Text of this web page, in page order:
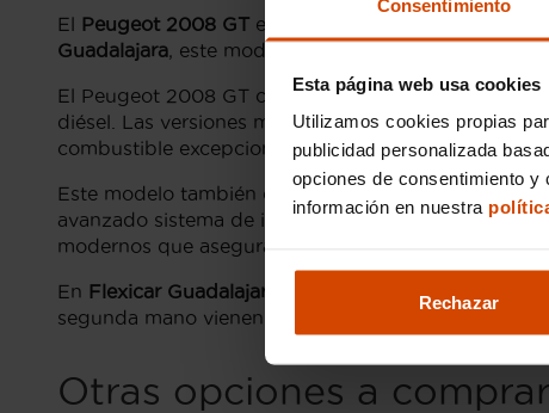
Consentimiento
Esta página web usa cookies
Utilizamos cookies propias
publicidad personalizada
opciones de consentimiento y
información en nuestra
Rechazar
El Peugeot 2008 GT es una de las versiones más
Guadalajara, este modelo ofrece una serie de
El Peugeot 2008 GT combina un motor potente
diésel. Las versiones más populares en
combustible excepcional y un rendimiento dinámico
Este modelo también destaca por su completo
avanzado sistema de infoentretenimiento de
modernos que aseguran un viaje placentero.
En Flexicar Guadalajara
, los Peugeot 2008 GT
segunda mano vienen con garantía, ofreciendo la
Otras opciones a